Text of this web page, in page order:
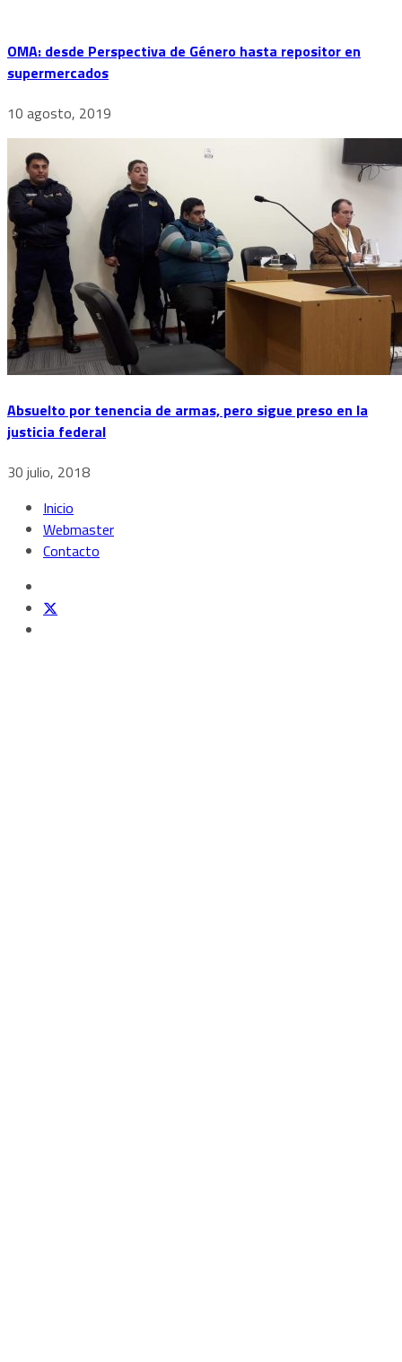
OMA: desde Perspectiva de Género hasta repositor en
supermercados
10 agosto, 2019
Absuelto por tenencia de armas, pero sigue preso en la
justicia federal
30 julio, 2018
Inicio
Webmaster
Contacto